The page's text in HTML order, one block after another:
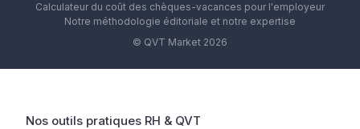
Calculateur du coût des chèques-vacances pour l'employeur
Notre méthodologie éditoriale et notre expertise
© QVT Market 2026
Nos outils pratiques RH & QVT